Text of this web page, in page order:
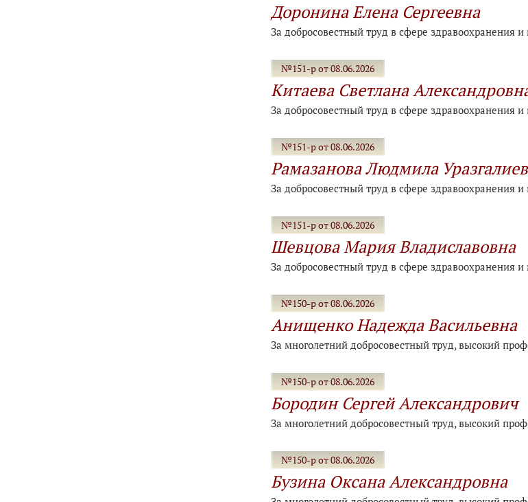
Доронина Елена Сергеевна
За добросовестный труд в сфере здравоохранения
№151-р от 08.06.2026
Китаева Светлана
За добросовестный труд в сфере здравоохранения
№151-р от 08.06.2026
Рамазанова Людмила
За добросовестный труд в сфере здравоохранения
№151-р от 08.06.2026
Шевцова Мария Владиславовна
За добросовестный труд в сфере здравоохранения
№150-р от 08.06.2026
Анищенко Надежда Васильевна
За многолетний добросовестный труд, высокий
№150-р от 08.06.2026
Бородин Сергей Александрович
За многолетний добросовестный труд, высокий
№150-р от 08.06.2026
Бузина Оксана Александровна